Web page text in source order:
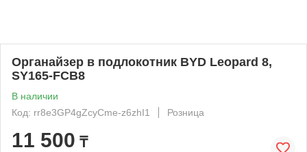
Органайзер в подлокотник BYD Leopard 8,
SY165-FCB8
В наличии
Код: rr8e3GP4gZcyCme-z6zhI1
Розница
11 500 ₸